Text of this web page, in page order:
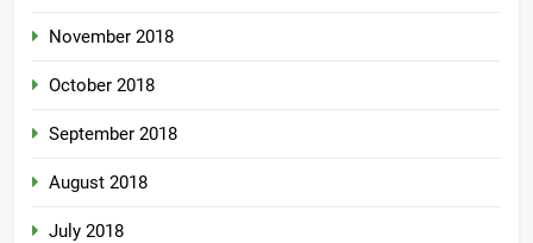
November 2018
October 2018
September 2018
August 2018
July 2018